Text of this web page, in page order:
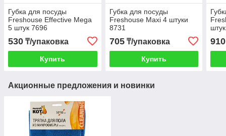
Губка для посуды
Freshouse Effective Mega
5 штук 7696
530 ₸/упаковка
Купить
Губка для посуды
Freshouse Maxi 4 штуки
8731
705₸/упаковка
Купить
910
Акционные предложения и новинки